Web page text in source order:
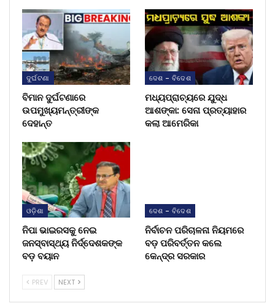
ଦୁର୍ଘଟଣା
ବିମାନ ଦୁର୍ଘଟଣାରେ
ଉପମୁଖ୍ୟମନ୍ତ୍ରୀଙ୍କ
ଦେହାନ୍ତ
ଦେଶ - ବିଦେଶ
ମଧ୍ୟପ୍ରାଚ୍ୟରେ ଯୁଦ୍ଧ
ଆଶଙ୍କା: ସେନା ପ୍ରତ୍ୟାହାର
କଲା ଆମେରିକା
ଓଡ଼ିଶା
ନିପା ଭାଇରସକୁ ନେଇ
ଜନସ୍ବାସ୍ଥ୍ୟ ନିର୍ଦ୍ଦେଶକଙ୍କ
ବଡ଼ ବୟାନ
ଦେଶ - ବିଦେଶ
ନିର୍ବାଚନ ପରିଚାଳନା ନିୟମରେ
ବଡ଼ ପରିବର୍ତ୍ତନ କଲେ
କେନ୍ଦ୍ର ସରକାର
PREV NEXT